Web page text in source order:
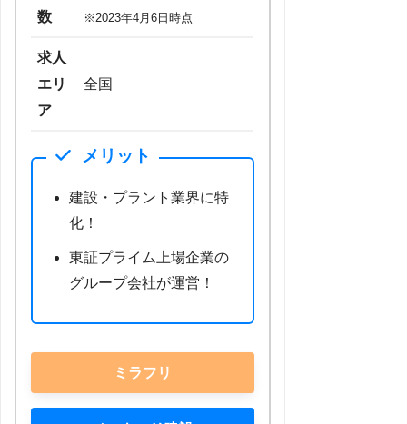
数 ※2023年4月6日時点
求人
エリ
ア
全国
メリット
建設・プラント業界に特
化！
東証プライム上場企業の
グループ会社が運営！
ミラフリ